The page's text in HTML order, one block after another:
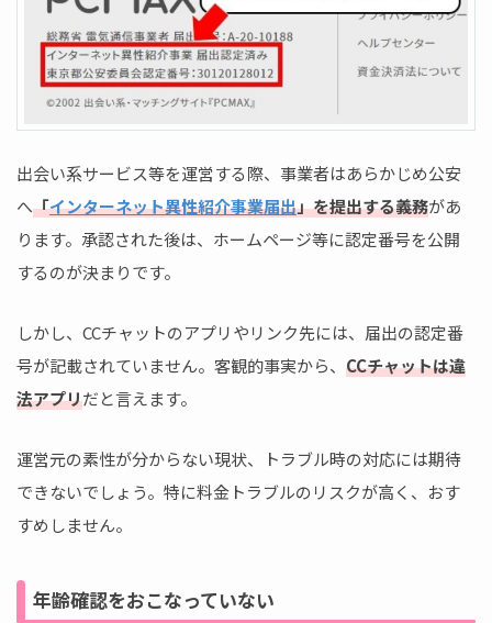
出会い系サービス等を運営する際、事業者はあらかじめ公安
へ「インターネット異性紹介事業届出」を提出する義務があ
ります。承認された後は、ホームページ等に認定番号を公開
するのが決まりです。
しかし、CCチャットのアプリやリンク先には、届出の認定番
号が記載されていません。客観的事実から、 CCチャットは違
法アプリだと言えます。
運営元の素性が分からない現状、トラブル時の対応には期待
できないでしょう。特に料金トラブルのリスクが高く、おす
すめしません。
年齢確認をおこなっていない